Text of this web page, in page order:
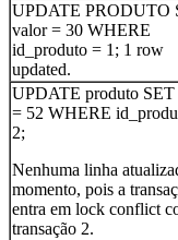
UPDATE PRODUTO
valor = 30 WHERE
id_produto = 1; 1 row
updated.
UPDATE produto SET
= 52 WHERE
2;
Nenhuma linha
momento, pois a
entra em lock conflict
transação 2.